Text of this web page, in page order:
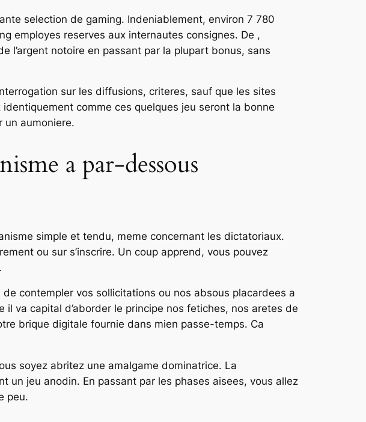
selection de gaming. Indeniablement, environ 7 780
employes reserves aux internautes consignes. De ,
notoire en passant par la plupart bonus, sans
sur les diffusions, criteres, sauf que les sites
comme ces quelques jeu seront la bonne
un aumoniere.
a par-dessous
simple et tendu, meme concernant les dictatoriaux.
ou sur s’inscrire. Un coup apprend, vous pouvez
contempler vos sollicitations ou nos absous placardees a
va capital d’aborder le principe nos fetiches, nos aretes de
brique digitale fournie dans mien passe-temps. Ca
soyez abritez une amalgame dominatrice. La
jeu anodin. En passant par les phases aisees, vous allez
peu.